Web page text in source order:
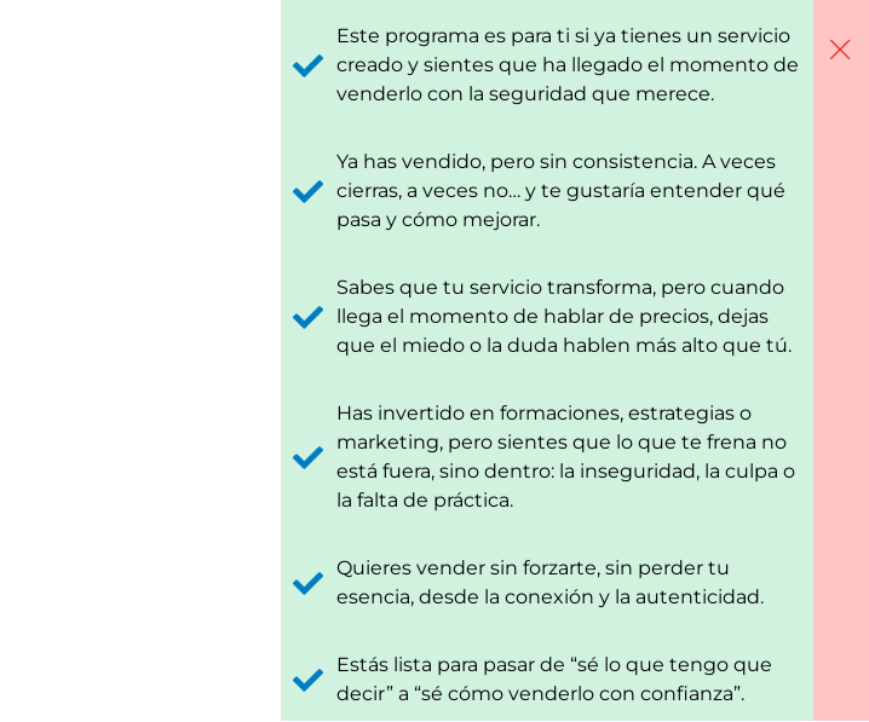
Este programa es para ti si ya tienes un servicio
creado y sientes que ha llegado el momento de
venderlo con la seguridad que merece.
Ya has vendido, pero sin consistencia. A veces
cierras, a veces no… y te gustaría entender qué
pasa y cómo mejorar.
Sabes que tu servicio transforma, pero cuando
llega el momento de hablar de precios, dejas
que el miedo o la duda hablen más alto que tú.
Has invertido en formaciones, estrategias o
marketing, pero sientes que lo que te frena no
está fuera, sino dentro: la inseguridad, la culpa o
la falta de práctica.
Quieres vender sin forzarte, sin perder tu
esencia, desde la conexión y la autenticidad.
Estás lista para pasar de “sé lo que tengo que
decir” a “sé cómo venderlo con confianza”.